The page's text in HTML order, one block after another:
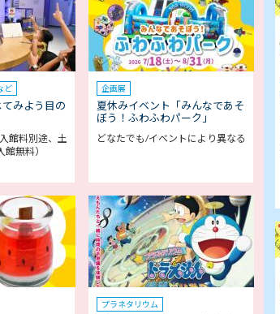
ど
みよう目の
館料別途、土
無料）
企画展
夏休みイベント「みんなであそ
ぼう！ふわふわパーク」
どなたでも/イベントにより異なる
プラネタリウム